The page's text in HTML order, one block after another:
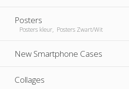
Posters
Posters kleur, Posters Zwart/Wit
New Smartphone Cases
Collages